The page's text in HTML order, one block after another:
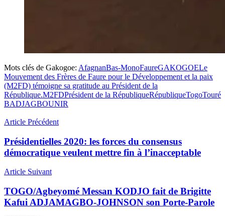
Mots clés de Gakogoe: AfagnanBas-MonoFaureGAKOGOELe
Mouvement des Frères de Faure pour le Développement et la paix
(M2FD) témoigne sa gratitude au Président de la
République.M2FDPrésident de la RépubliqueRépubliqueTogoTouré
BADJAGBOUNIR
Article Précédent
Présidentielles 2020: les forces du consensus
démocratique veulent mettre fin à l’inacceptable
Article Suivant
TOGO/Agbeyomé Messan KODJO fait de Brigitte
Kafui ADJAMAGBO-JOHNSON son Porte-Parole